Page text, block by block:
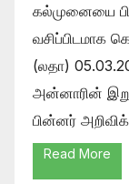
கல்முனையை
வசிப்பிடமாக
(லதா)
அன்னாரின்
பின்னர்
Read More